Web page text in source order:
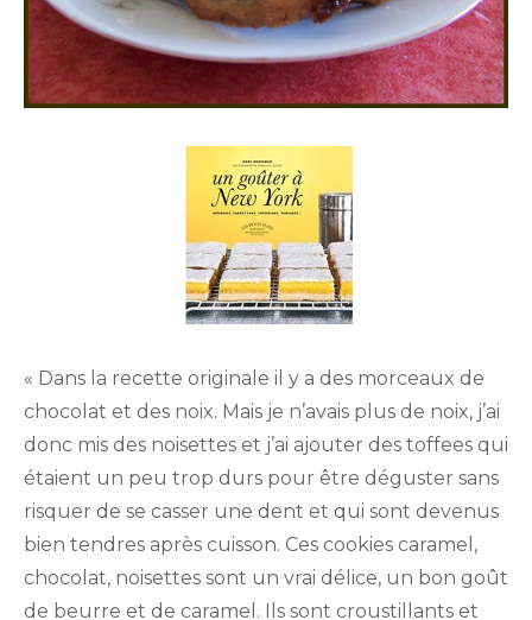
« Dans la recette originale il y a des morceaux de
chocolat et des noix. Mais je n’avais plus de noix, j’ai
donc mis des noisettes et j’ai ajouter des toffees qui
étaient un peu trop durs pour être déguster sans
risquer de se casser une dent et qui sont devenus
bien tendres après cuisson. Ces cookies caramel,
chocolat, noisettes sont un vrai délice, un bon goût
de beurre et de caramel. Ils sont croustillants et